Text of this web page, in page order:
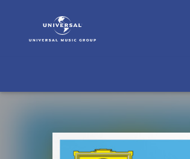
Under